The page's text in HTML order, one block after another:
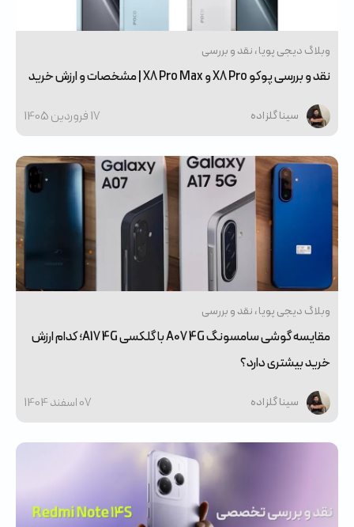
وبلاگ دیجی پویا نقد و بررسی
نقد و بررسی پوکو X8 Pro و X8 Pro Max | مشخصات و ارزش خرید
سینا گلزاده 17 فروردین 1405
وبلاگ دیجی پویا نقد و بررسی
مقایسه گوشی سامسونگ A07 4G با گلکسی A17 4G؛ کدام ارزش
خرید بیشتری دارد؟
سینا گلزاده 07 اسفند 1404